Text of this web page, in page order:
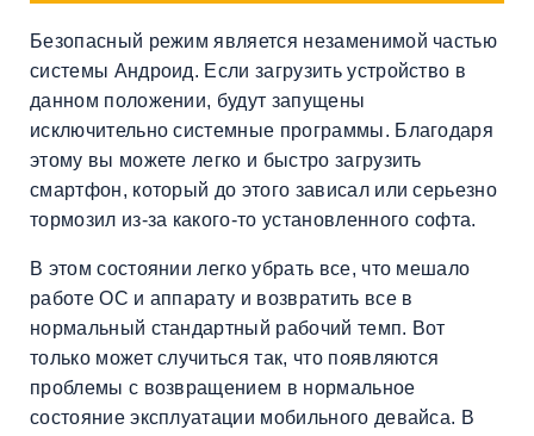
Безопасный режим является незаменимой частью
системы Андроид. Если загрузить устройство в
данном положении, будут запущены
исключительно системные программы. Благодаря
этому вы можете легко и быстро загрузить
смартфон, который до этого зависал или серьезно
тормозил из-за какого-то установленного софта.
В этом состоянии легко убрать все, что мешало
работе ОС и аппарату и возвратить все в
нормальный стандартный рабочий темп. Вот
только может случиться так, что появляются
проблемы с возвращением в нормальное
состояние эксплуатации мобильного девайса. В